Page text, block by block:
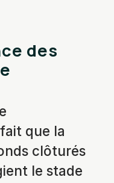
des
que la
clôturés
le stade